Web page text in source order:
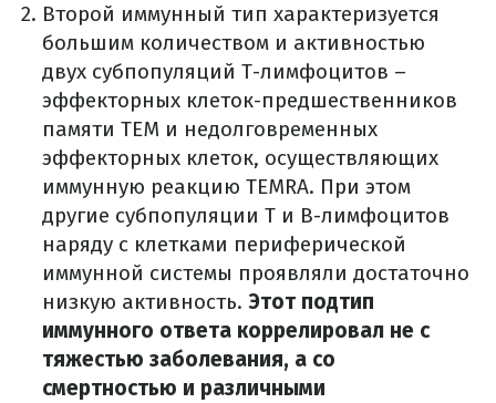
Второй иммунный тип характеризуется
большим количеством и активностью
двух субпопуляций Т-лимфоцитов –
эффекторных клеток-предшественников
памяти TEM и недолговременных
эффекторных клеток, осуществляющих
иммунную реакцию TEMRA. При этом
другие субпопуляции Т и B-лимфоцитов
наряду с клетками периферической
иммунной системы проявляли достаточно
низкую активность. Этот подтип
иммунного ответа коррелировал не с
тяжестью заболевания, а со
смертностью и различными